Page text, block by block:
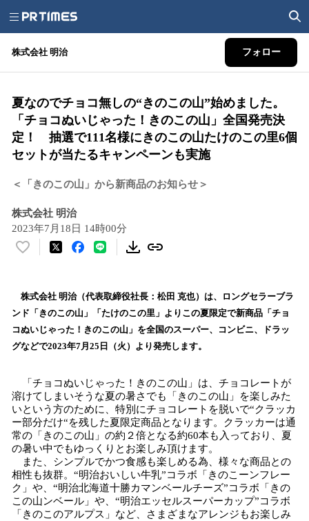
株式会社 明治 フォロー
夏なのでチョコ無しの“きのこの山”始めました。
「チョコぬいじゃった！きのこの山」全国発売決
定！ 抽選で111名様にきのこの山たけのこの里6個
セットが当たるキャンペーンも実施
＜「きのこの山」から新商品のお知らせ＞
株式会社 明治
2023年7月18日 14時00分
い
！
数
を
読
み
み
中
で
す
株式会社 明治（代表取締役社長：松田 克也）は、ロングセラーブラ
ンド「きのこの山」「たけのこの里」よりこの夏限定で新商品「チョ
コぬいじゃった！きのこの山」を全国のスーパー、コンビニ、ドラッ
グなどで2023年7月25日（火）より発売します。
「チョコぬいじゃった！きのこの山」は、チョコレートが
溶けてしまいそうな夏の暑さでも「きのこの山」を楽しみた
いという方のために、特別にチョコレートを脱いで“クラッカ
ー部分だけ“を残した夏限定商品となります。クラッカーは通
常の「きのこの山」の約２倍となる約60本も入っており、夏
の暑い中でもゆっくりとお楽しみ頂けます。
また、シンプルでかつ食感も楽しめる為、様々な商品との
相性も抜群。“明治おいしい牛乳”コラボ「きのこーンフレー
ク」や、“明治北海道十勝カマンベールチーズ”コラボ「きの
この山ンベール」や、“明治エッセルスーパーカップ”コラボ
「きのこのアルプス」など、さまざまなアレンジもお楽しみ